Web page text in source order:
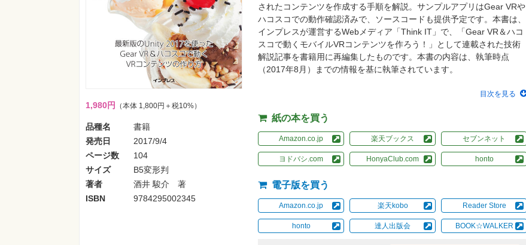
1,980円 （本体 1,800円＋税10%）
品種名
書籍
発売日
2017/9/4
ページ数
104
サイズ
B5変形判
著者
酒井 駿介 著
ISBN
9784295002345
されたコンテンツを作成する手順を解説。サンプルアプリはGear VRや
ハコスコでの動作確認済みで、ソースコードも提供予定です。本書は、
インプレスが運営するWebメディア「Think IT」で、「Gear VR＆ハコ
スコで動くモバイルVRコンテンツを作ろう！」として連載された技術
解説記事を書籍用に再編集したものです。本書の内容は、執筆時点
（2017年8月）までの情報を基に執筆されています。
目次を見る
紙の本を買う
Amazon.co.jp 楽天ブックス セブンネット
ヨドバシ.com HonyaClub.com honto
電子版を買う
Amazon.co.jp 楽天kobo Reader Store
honto 達人出版会 BOOK☆WALKER